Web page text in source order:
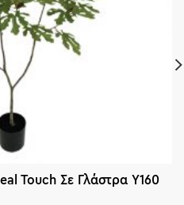
Touch Σε Γλάστρα Υ160